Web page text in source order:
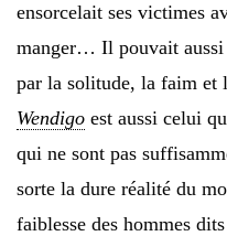
ensorcelait ses victimes
manger… Il pouvait
par la solitude, la faim et
Wendigo est aussi celui
qui ne sont pas
sorte la dure réalité du
faiblesse des hommes